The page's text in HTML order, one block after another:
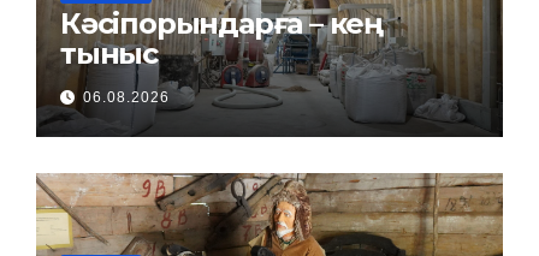
Кәсіпорындарға – кең
тыныс
06.08.2026